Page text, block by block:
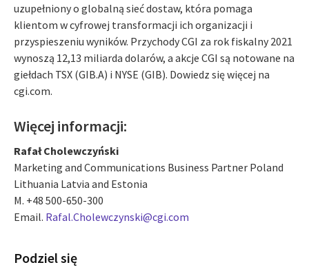
uzupełniony o globalną sieć dostaw, która pomaga
klientom w cyfrowej transformacji ich organizacji i
przyspieszeniu wyników. Przychody CGI za rok fiskalny 2021
wynoszą 12,13 miliarda dolarów, a akcje CGI są notowane na
giełdach TSX (GIB.A) i NYSE (GIB). Dowiedz się więcej na
cgi.com.
Więcej informacji:
Rafał Cholewczyński
Marketing and Communications Business Partner Poland
Lithuania Latvia and Estonia
M. +48 500-650-300
Email. Rafal.Cholewczynski@cgi.com
Podziel się